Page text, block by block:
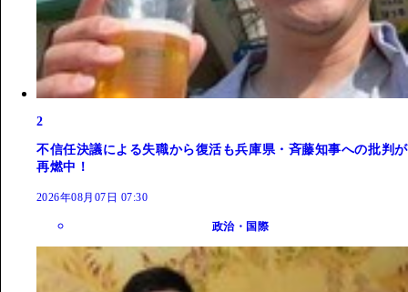
2
不信任決議による失職から復活も兵庫県・斉藤知事への批判が
再燃中！
2026年08月07日 07:30
政治・国際